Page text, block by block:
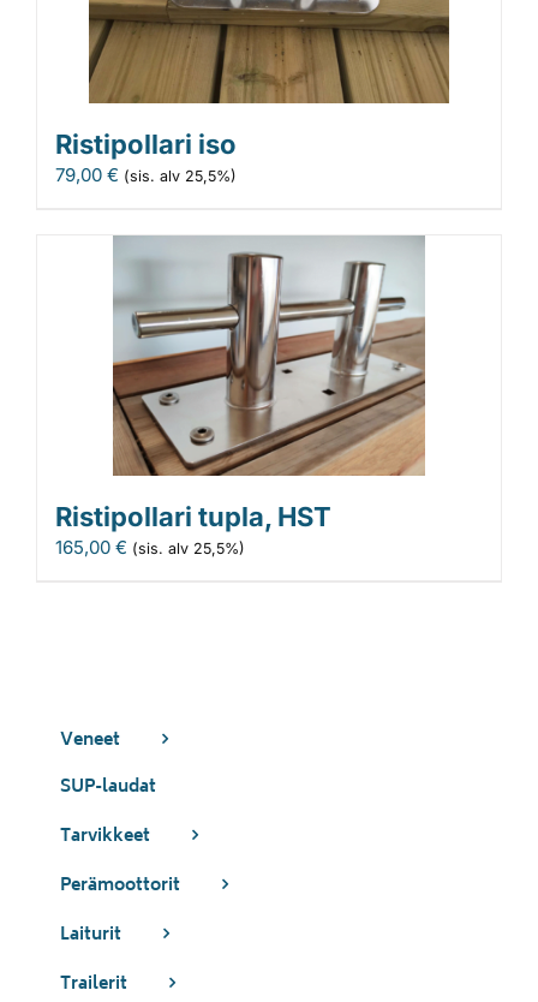
Ristipollari iso
79,00 € (sis. alv 25,5%)
Ristipollari tupla, HST
165,00 € (sis. alv 25,5%)
Veneet
SUP-laudat
Tarvikkeet
Perämoottorit
Laiturit
Trailerit